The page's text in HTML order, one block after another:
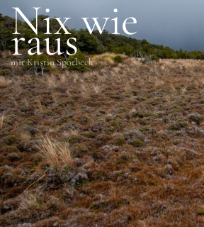
Nix wie
raus
mit Kristin Sporbeck
SCHLAGWÖRTER
Fuluru